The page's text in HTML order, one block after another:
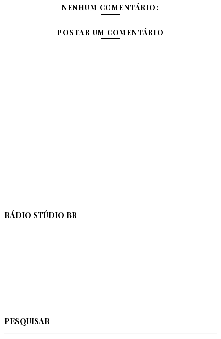
NENHUM COMENTÁRIO:
POSTAR UM COMENTÁRIO
RÁDIO STÚDIO BR
PESQUISAR